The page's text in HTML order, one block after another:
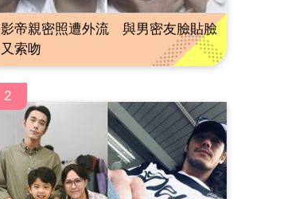
影帝親密照遭外流 與男密友臉貼臉
又索吻
2